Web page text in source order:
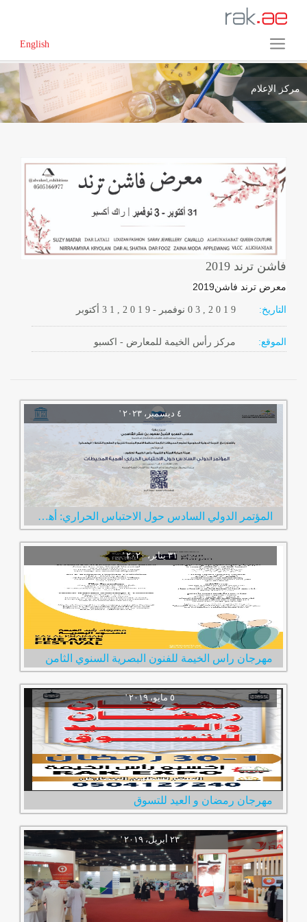
English
مركز الإعلام
فاشن ترند 2019
معرض ترند فاشن2019
التاريخ: 3 1 , 2 0 1 9- نوفمبر 0 3 , 2 0 1 9
الموقع: مركز رأس الخيمة للمعارض - اكسبو
المؤتمر الدولي السادس حول الاحتباس الحراري: أهمية المحيطات
‏٣١ يناير، ٢٠٢٠‏ ‏'‏
مهرجان راس الخيمة للفنون البصرية السنوي الثامن
‏٥ مايو، ٢٠١٩‏ ‏'‏
مهرجان رمضان و العيد للتسوق
‏٢٣ أبريل، ٢٠١٩‏ ‏'‏